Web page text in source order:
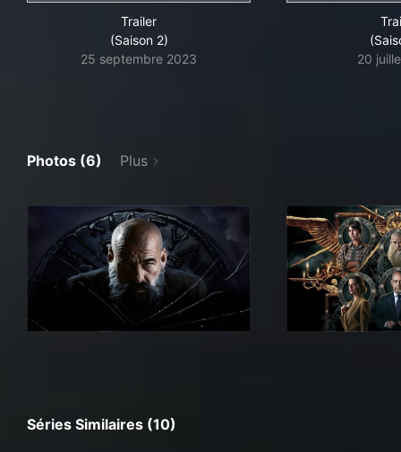
Trailer
(Saison 2)
25 septembre 2023
20
Photos (6) Plus
Séries Similaires (10)